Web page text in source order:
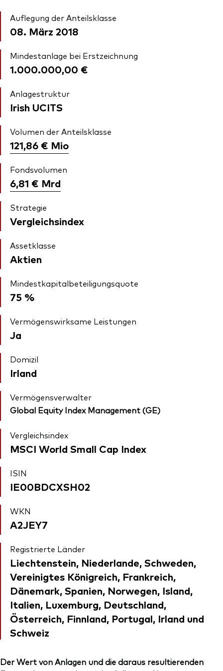
Auflegung der Anteilsklasse
08. März 2018
Mindestanlage bei Erstzeichnung
1.000.000,00 €
Anlagestruktur
Irish UCITS
Volumen der Anteilsklasse
121,86 € Mio
Fondsvolumen
6,81 € Mrd
Strategie
Vergleichsindex
Assetklasse
Aktien
Mindestkapitalbeteiligungsquote
75 %
Vermögenswirksame Leistungen
Ja
Domizil
Irland
Vermögensverwalter
Global Equity Index Management (GE)
Vergleichsindex
MSCI World Small Cap Index
ISIN
IE00BDCXSH02
WKN
A2JEY7
Registrierte Länder
Liechtenstein, Niederlande, Schweden,
Vereinigtes Königreich, Frankreich,
Dänemark, Spanien, Norwegen, Island,
Italien, Luxemburg, Deutschland,
Österreich, Finnland, Portugal, Irland und
Schweiz
Der Wert von Anlagen und die daraus resultierenden